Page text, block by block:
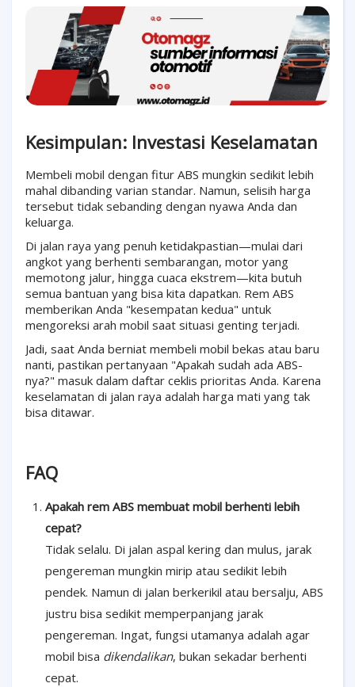
Kesimpulan: Investasi Keselamatan
Membeli mobil dengan fitur ABS mungkin sedikit lebih
mahal dibanding varian standar. Namun, selisih harga
tersebut tidak sebanding dengan nyawa Anda dan
keluarga.
Di jalan raya yang penuh ketidakpastian—mulai dari
angkot yang berhenti sembarangan, motor yang
memotong jalur, hingga cuaca ekstrem—kita butuh
semua bantuan yang bisa kita dapatkan. Rem ABS
memberikan Anda "kesempatan kedua" untuk
mengoreksi arah mobil saat situasi genting terjadi.
Jadi, saat Anda berniat membeli mobil bekas atau baru
nanti, pastikan pertanyaan "Apakah sudah ada ABS-
nya?" masuk dalam daftar ceklis prioritas Anda. Karena
keselamatan di jalan raya adalah harga mati yang tak
bisa ditawar.
FAQ
Apakah rem ABS membuat mobil berhenti lebih
cepat?
Tidak selalu. Di jalan aspal kering dan mulus, jarak
pengereman mungkin mirip atau sedikit lebih
pendek. Namun di jalan berkerikil atau bersalju, ABS
justru bisa sedikit memperpanjang jarak
pengereman. Ingat, fungsi utamanya adalah agar
mobil bisa dikendalikan, bukan sekadar berhenti
cepat.